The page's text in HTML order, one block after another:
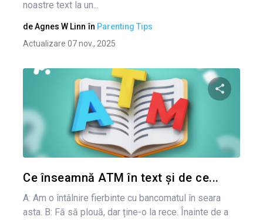
noastre text la un...
deAgnes W Linn în Parenting Tips
Actualizare 07 nov., 2025
Ce înseamnă ATM în text și de ce...
A: Am o întâlnire fierbinte cu bancomatul în seara
asta. B: Fă să plouă, dar ține-o la rece. Înainte de a